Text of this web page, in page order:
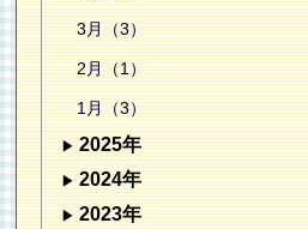
3月（3）
2月（1）
1月（3）
2025年
2024年
2023年